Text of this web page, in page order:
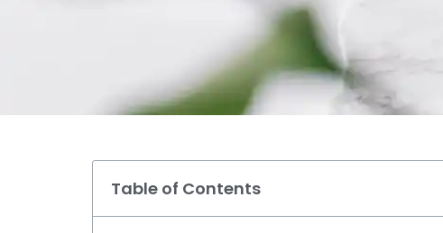
Table of Contents